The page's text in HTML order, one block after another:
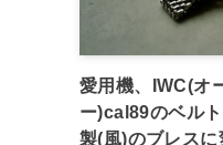
愛用機、IWC(オ
ー)cal89のベル
製(風)のブレスに